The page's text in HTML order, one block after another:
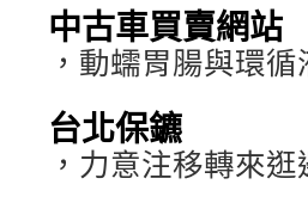
中古車買賣網站
，動蠕胃腸與環
台北保鑣
，力意注移轉來